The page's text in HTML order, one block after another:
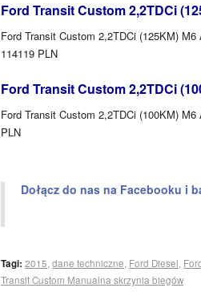
Ford Transit Custom 2,2TDCi
Ford Transit Custom 2,2TDCi (125KM)
114119 PLN
Ford Transit Custom 2,2TDCi
Ford Transit Custom 2,2TDCi (100KM)
PLN
Dołącz do nas na Facebooku i
Tagi: 2015 dane techniczne Ford Diesel
Transit Custom Manualna skrzynia biegów